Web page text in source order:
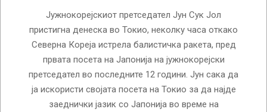
Јужнокорејскиот претседател Јун Сук Јол
пристигна денеска во Токио, неколку часа откако
Северна Кореја истрела балистичка ракета, пред
првата посета на Јапонија на јужнокорејски
претседател во последните 12 години. Јун сака да
ја искористи својата посета на Токио за да најде
заеднички јазик со Јапонија во време на